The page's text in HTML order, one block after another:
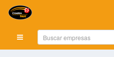
Mostrar menú